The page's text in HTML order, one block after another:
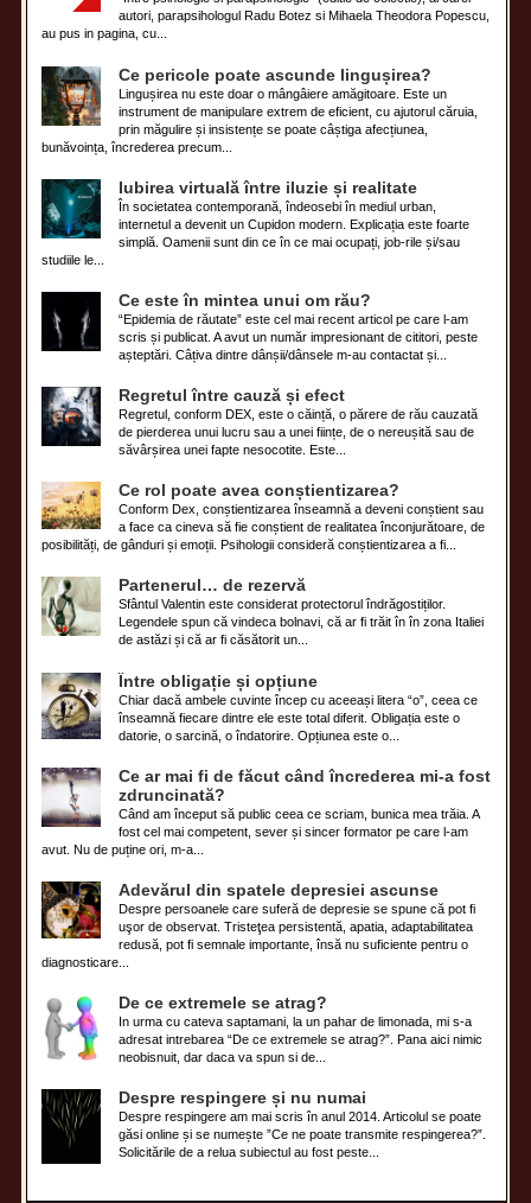
autori, parapsihologul Radu Botez si Mihaela Theodora Popescu,
au pus in pagina, cu...
Ce pericole poate ascunde lingușirea?
Lingușirea nu este doar o mângâiere amăgitoare. Este un
instrument de manipulare extrem de eficient, cu ajutorul căruia,
prin măgulire și insistențe se poate câștiga afecțiunea,
bunăvoința, încrederea precum...
Iubirea virtuală între iluzie și realitate
În societatea contemporană, îndeosebi în mediul urban,
internetul a devenit un Cupidon modern. Explicația este foarte
simplă. Oamenii sunt din ce în ce mai ocupați, job-rile și/sau
studiile le...
Ce este în mintea unui om rău?
“Epidemia de răutate” este cel mai recent articol pe care l-am
scris și publicat. A avut un număr impresionant de cititori, peste
așteptări. Câțiva dintre dânșii/dânsele m-au contactat și...
Regretul între cauză și efect
Regretul, conform DEX, este o căință, o părere de rău cauzată
de pierderea unui lucru sau a unei ființe, de o nereușită sau de
săvârșirea unei fapte nesocotite. Este...
Ce rol poate avea conștientizarea?
Conform Dex, conștientizarea înseamnă a deveni conștient sau
a face ca cineva să fie conștient de realitatea înconjurătoare, de
posibilități, de gânduri și emoții. Psihologii consideră conștientizarea a fi...
Partenerul… de rezervă
Sfântul Valentin este considerat protectorul îndrăgostiților.
Legendele spun că vindeca bolnavi, că ar fi trăit în în zona Italiei
de astăzi și că ar fi căsătorit un...
Între obligație și opțiune
Chiar dacă ambele cuvinte încep cu aceeași litera “o”, ceea ce
înseamnă fiecare dintre ele este total diferit. Obligația este o
datorie, o sarcină, o îndatorire. Opțiunea este o...
Ce ar mai fi de făcut când încrederea mi-a fost
zdruncinată?
Când am început să public ceea ce scriam, bunica mea trăia. A
fost cel mai competent, sever și sincer formator pe care l-am
avut. Nu de puține ori, m-a...
Adevărul din spatele depresiei ascunse
Despre persoanele care suferă de depresie se spune că pot fi
uşor de observat. Tristeţea persistentă, apatia, adaptabilitatea
redusă, pot fi semnale importante, însă nu suficiente pentru o
diagnosticare...
De ce extremele se atrag?
In urma cu cateva saptamani, la un pahar de limonada, mi s-a
adresat intrebarea “De ce extremele se atrag?”. Pana aici nimic
neobisnuit, dar daca va spun si de...
Despre respingere și nu numai
Despre respingere am mai scris în anul 2014. Articolul se poate
găsi online și se numește ”Ce ne poate transmite respingerea?”.
Solicitările de a relua subiectul au fost peste...